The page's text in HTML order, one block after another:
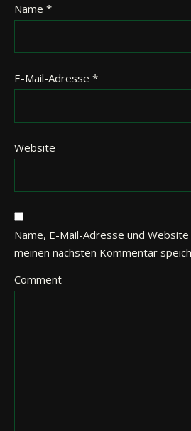
Name *
E-Mail-Adresse *
Website
Name, E-Mail-Adresse und
meinen nächsten Kommentar
Comment